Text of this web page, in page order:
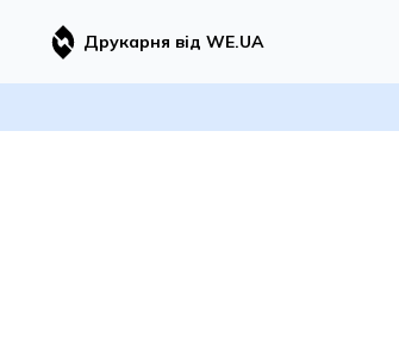
Друкарня від WE.UA